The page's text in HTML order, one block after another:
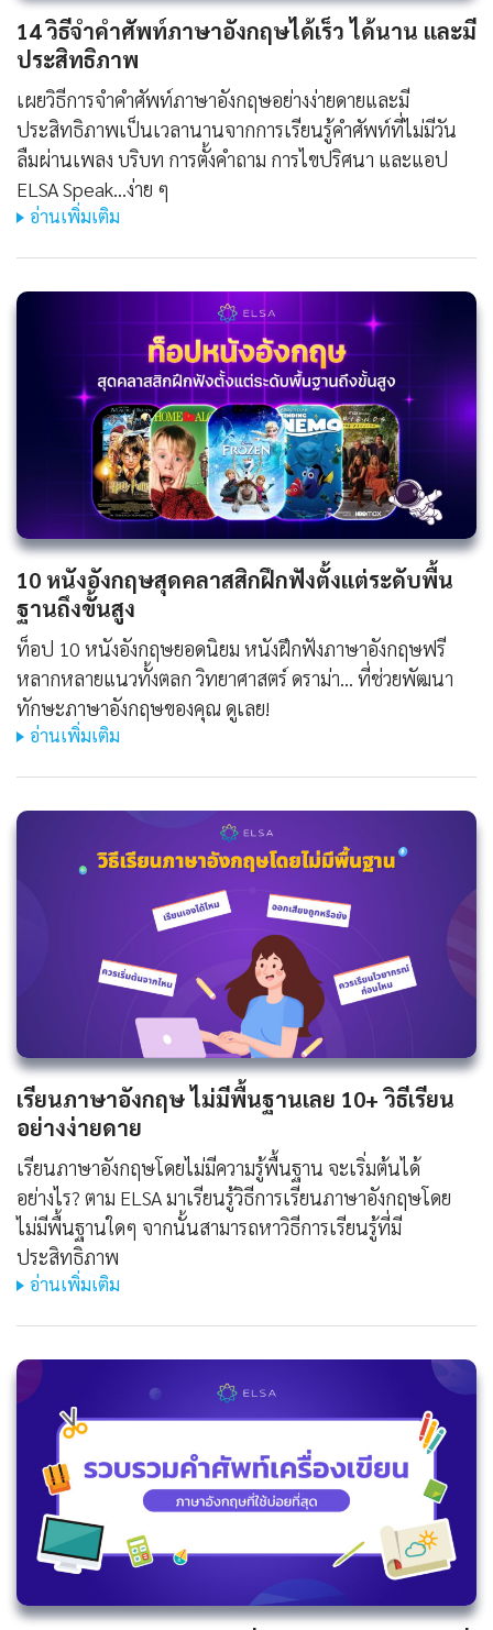
14 วิธีจําคําศัพท์ภาษาอังกฤษได้เร็ว ได้นาน และมี
ประสิทธิภาพ
เผยวิธีการจำคำศัพท์ภาษาอังกฤษอย่างง่ายดายและมี
ประสิทธิภาพเป็นเวลานานจากการเรียนรู้คำศัพท์ที่ไม่มีวัน
ลืมผ่านเพลง บริบท การตั้งคำถาม การไขปริศนา และแอป
ELSA Speak...ง่าย ๆ
อ่านเพิ่มเติม
10 หนังอังกฤษสุดคลาสสิกฝึกฟังตั้งแต่ระดับพื้น
ฐานถึงขั้นสูง
ท็อป 10 หนังอังกฤษยอดนิยม หนังฝึกฟังภาษาอังกฤษฟรี
หลากหลายแนวทั้งตลก วิทยาศาสตร์ ดราม่า... ที่ช่วยพัฒนา
ทักษะภาษาอังกฤษของคุณ ดูเลย!
อ่านเพิ่มเติม
เรียนภาษาอังกฤษ ไม่มีพื้นฐานเลย 10+ วิธีเรียน
อย่างง่ายดาย
เรียนภาษาอังกฤษโดยไม่มีความรู้พื้นฐาน จะเริ่มต้นได้
อย่างไร? ตาม ELSA มาเรียนรู้วิธีการเรียนภาษาอังกฤษโดย
ไม่มีพื้นฐานใดๆ จากนั้นสามารถหาวิธีการเรียนรู้ที่มี
ประสิทธิภาพ
อ่านเพิ่มเติม